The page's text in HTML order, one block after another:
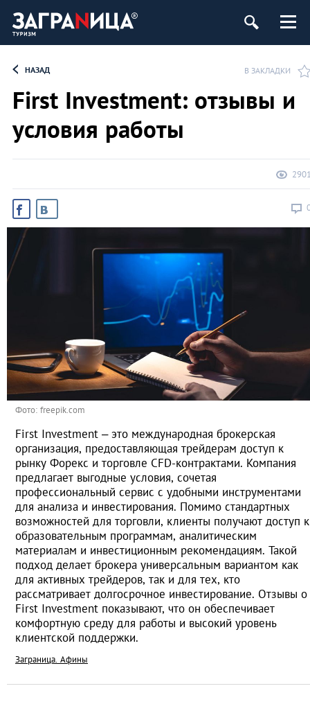
НАЗАД В ЗАКЛАДКИ
First Investment: отзывы и
условия работы
Фото: freepik.com
First Investment – это международная брокерская
организация, предоставляющая трейдерам доступ к
рынку Форекс и торговле CFD-контрактами. Компания
предлагает выгодные условия, сочетая
профессиональный сервис с удобными инструментами
для анализа и инвестирования. Помимо стандартных
возможностей для торговли, клиенты получают доступ к
образовательным программам, аналитическим
материалам и инвестиционным рекомендациям. Такой
подход делает брокера универсальным вариантом как
для активных трейдеров, так и для тех, кто
рассматривает долгосрочное инвестирование. Отзывы о
First Investment показывают, что он обеспечивает
комфортную среду для работы и высокий уровень
клиентской поддержки.
Заграница. Афины